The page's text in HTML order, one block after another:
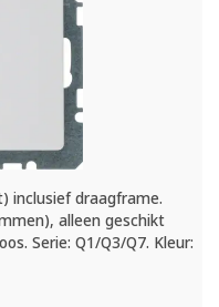
inclusief draagframe.
alleen geschikt
Serie: Q1/Q3/Q7. Kleur: